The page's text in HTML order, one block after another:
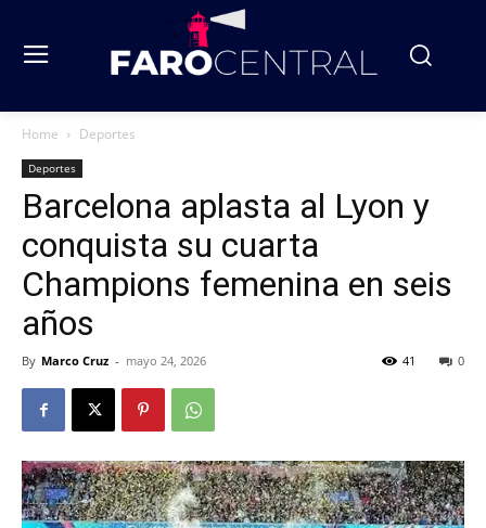
Home Deportes
Deportes
Barcelona aplasta al Lyon y
conquista su cuarta
Champions femenina en seis
años
By Marco Cruz - mayo 24, 2026 0
41